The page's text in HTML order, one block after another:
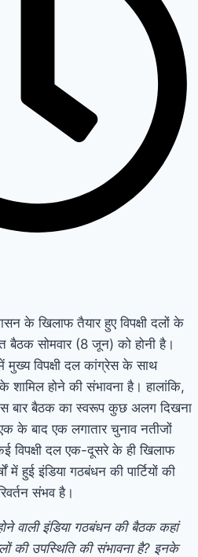
के खिलाफ तैयार हुए विपक्षी दलों के
बैठक सोमवार (8 जून) को होनी है।
विपक्षी दल कांग्रेस के साथ
होने की संभावना है। हालांकि,
बार बैठक का स्वरूप कुछ अलग दिखना
के बाद एक लगातार चुनाव नतीजों
विपक्षी दल एक-दूसरे के ही खिलाफ
हुई इंडिया गठबंधन की पार्टियों की
संभव है।
वाली इंडिया गठबंधन की बैठक कहां
की उपस्थिति की संभावना है? इनके